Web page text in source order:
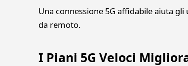
Una connessione 5G affidabile aiuta
da remoto.
I Piani 5G Veloci